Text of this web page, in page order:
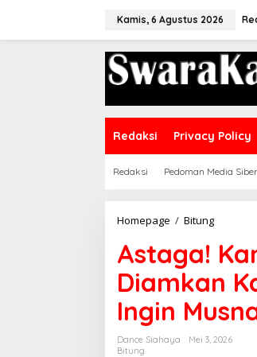
Kamis, 6 Agustus 2026
Redaksi Privacy Policy
Redaksi Pedoman Media Siber
Homepage / BitungAstaga!
Bea
Cukai
Sulut
Diduga
Diamkan
Kasus
Sianida
Astaga!
Diamkan
Ingin
Dance Siahaya
Mei 3, 2026
Bitung